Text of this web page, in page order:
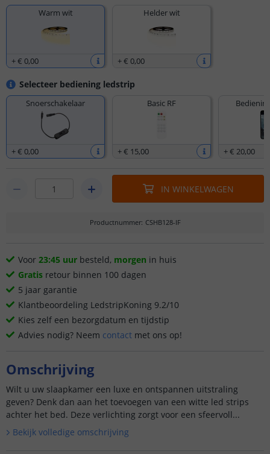
Warm wit
+€ 0,00
Helder wit
+€ 0,00
Selecteer bediening ledstrip
Snoerschakelaar
+€ 0,00
Basic RF
+€ 15,00 +€ 20,00
IN WINKELWAGEN
Productnummer: CSHB128-IF
Voor 23:45 uur besteld, morgen in huis
Gratis retour binnen 100 dagen
5 jaar garantie
Klantbeoordeling LedstripKoning 9.2/10
Kies zelf een bezorgdatum en tijdstip
Advies nodig? Neem contact met ons op!
Omschrijving
Wilt u uw slaapkamer een luxe en ontspannen uitstraling
geven? Denk dan aan het toevoegen van een witte led strips
achter het bed. Deze verlichting zorgt voor een sfeervoll...
Bekijk volledige omschrijving